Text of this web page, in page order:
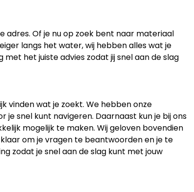
adres. Of je nu op zoek bent naar materiaal
langs het water, wij hebben alles wat je
het juiste advies zodat jij snel aan de slag
vinden wat je zoekt. We hebben onze
snel kunt navigeren. Daarnaast kun je bij ons
mogelijk te maken. Wij geloven bovendien
om je vragen te beantwoorden en je te
zodat je snel aan de slag kunt met jouw